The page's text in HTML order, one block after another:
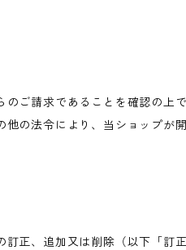
ご請求であることを確認の上
の法令により、当ショップが
正、追加又は削除（以下「訂